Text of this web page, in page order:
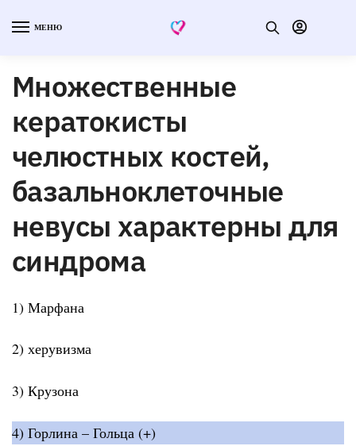
МЕНЮ
Множественные
кератокисты
челюстных костей,
базальноклеточные
невусы характерны для
синдрома
1) Марфана
2) херувизма
3) Крузона
4) Горлина – Гольца (+)